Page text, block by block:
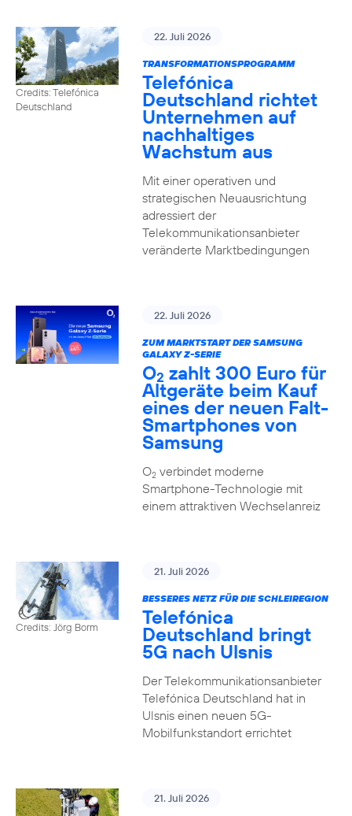
Credits: Telefónica
Deutschland
22. Juli 2026
TRANSFORMATIONSPROGRAMM
Telefónica
Deutschland richtet
Unternehmen auf
nachhaltiges
Wachstum aus
Mit einer operativen und
strategischen Neuausrichtung
adressiert der
Telekommunikationsanbieter
veränderte Marktbedingungen
22. Juli 2026
ZUM MARKTSTART DER SAMSUNG
GALAXY Z-SERIE
O2 zahlt 300 Euro für
Altgeräte beim Kauf
eines der neuen Falt-
Smartphones von
Samsung
O2verbindet moderne
Smartphone-Technologie mit
einem attraktiven Wechselanreiz
Credits: Jörg Borm
21. Juli 2026
BESSERES NETZ FÜR DIE SCHLEIREGION
Telefónica
Deutschland bringt
5G nach Ulsnis
Der Telekommunikationsanbieter
Telefónica Deutschland hat in
Ulsnis einen neuen 5G-
Mobilfunkstandort errichtet
21. Juli 2026